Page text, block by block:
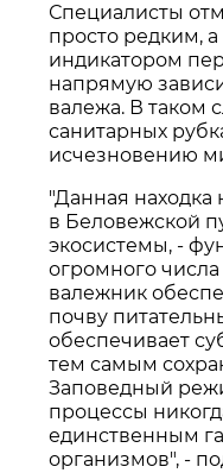
Специалисты
просто редким,
индикатором
напрямую
валежа. В таком
санитарных
исчезновению
"Данная находка
в Беловежской
экосистемы, -
огромного
валежник
почву
обеспечивает
тем самым
Заповедный
процессы
единственным
организмов", -